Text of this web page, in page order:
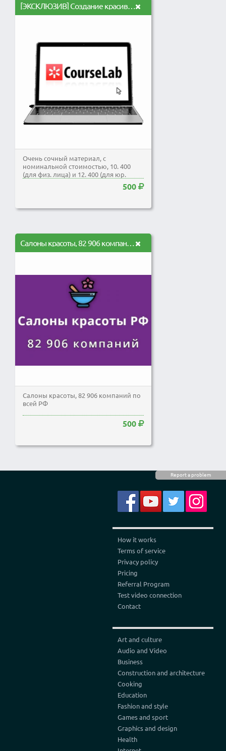
Report a problem
[ЭКСКЛЮЗИВ] Создание красивых электронных курсов с помощью программы CourseLab
Очень сочный материал, с
номинальной стоимостью, 10. 400
(для физ. лица) и 12. 400 (для юр.
500
Салоны красоты, 82 906 компаний по всей РФ
Салоны красоты, 82 906 компаний по
всей РФ
500
How it works
Terms of service
Privacy policy
Pricing
Referral Program
Test video connection
Contact
Art and culture
Audio and Video
Business
Construction and architecture
Cooking
Education
Fashion and style
Games and sport
Graphics and design
Health